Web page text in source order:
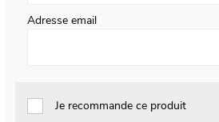
Adresse email
Je recommande ce produit